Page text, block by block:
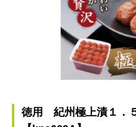
徳用 紀州極上漬１．